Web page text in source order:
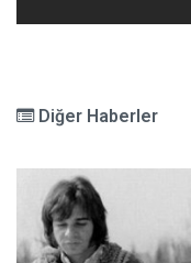
Diğer Haberler